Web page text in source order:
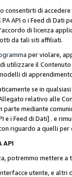
consentirti di
API o i Feed di
di licenza
da tali siti affiliati.
per violare,
utilizzare il
di
se in
relativo alle
parte mediante
e i Feed di Dati] . e
riguardo a quelli
API
potremmo mettere
utente, e altri